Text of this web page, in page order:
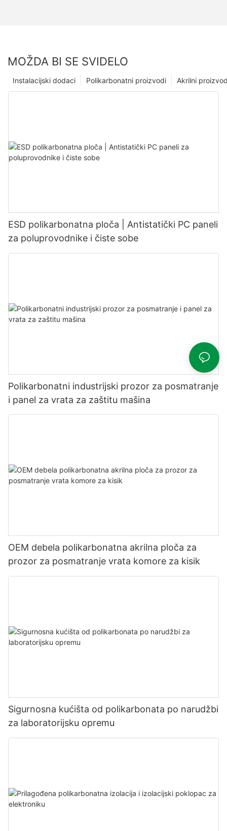
MOŽDA BI SE SVIDELO
Akrilni
Polikarbonatni proizvodi
Instalacijski dodaci
ESD polikarbonatna ploča | Antistatički PC paneli
za poluprovodnike i čiste sobe
Polikarbonatni industrijski prozor za posmatranje
i panel za vrata za zaštitu mašina
OEM debela polikarbonatna akrilna ploča za
prozor za posmatranje vrata komore za kisik
Sigurnosna kućišta od polikarbonata po narudžbi
za laboratorijsku opremu